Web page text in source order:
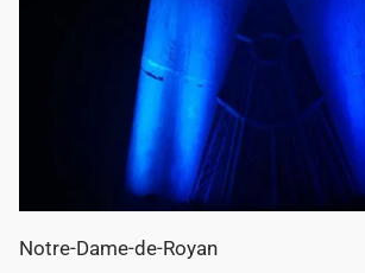
Notre-Dame-de-Royan